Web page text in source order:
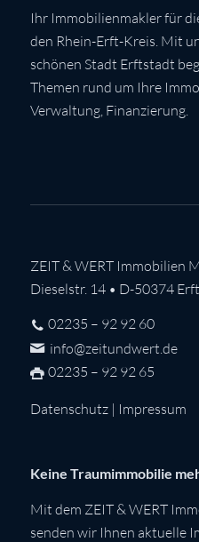
Ihr Immobilienmakler für
den Rhein-Erft-Kreis. Mit
schönen Stadt Erftstadt
Themen rund um Ihre
Verwaltung, Finanzierung.
ZEIT & WERT Immobilien
Dieselstr. 14 • D-50374
02235 – 92 92 60
info@zeitundwert.de
02235 – 92 92 65
Datenschutz| Impressum
Keine Traumimmobilie
Mit dem ZEIT & WERT
senden wir Ihnen aktuelle